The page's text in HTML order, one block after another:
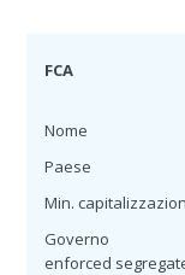
FCA
Nome
Paese
Min.
Governo
enforced